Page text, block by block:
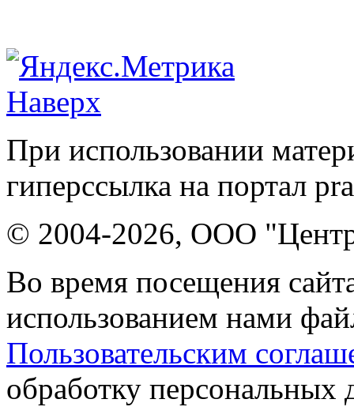
Наверх
При использовании
гиперссылка на портал
© 2004-2026, ООО "Центр
Во время посещения
использованием нами
Пользовательским
обработку персональных